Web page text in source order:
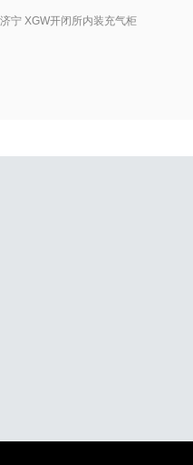
济宁 XGW开闭所内装充气柜